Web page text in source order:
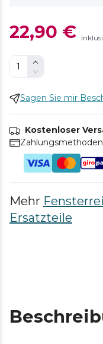
22,90 €
Sagen Sie mir
Kostenloser
Mehr
Ersatzteile